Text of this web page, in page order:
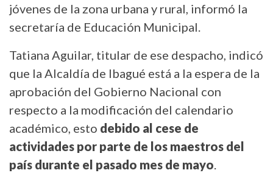
jóvenes de la zona urbana y rural, informó la
secretaría de Educación Municipal.
Tatiana Aguilar, titular de ese despacho, indicó
que la Alcaldía de Ibagué está a la espera de la
aprobación del Gobierno Nacional con
respecto a la modificación del calendario
académico, esto debido al cese de
actividades por parte de los maestros del
país durante el pasado mes de mayo.